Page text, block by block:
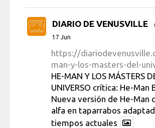
DIARIO DE VENUSVILLE
17 Jun
https://
man-y-los-masters-del-
HE-MAN Y LOS MÁSTERS
UNIVERSO crítica: He-Man
Nueva versión de He-Man
alfa en taparrabos
tiempos actuales